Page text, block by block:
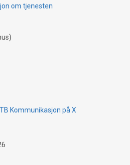
om tjenesten
Kommunikasjon på X